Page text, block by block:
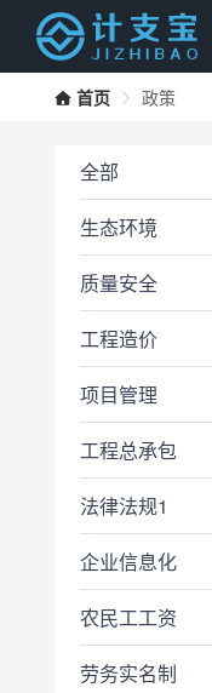
首页 政策
全部
生态环境
质量安全
工程造价
项目管理
工程总承包
法律法规1
企业信息化
农民工工资
劳务实名制